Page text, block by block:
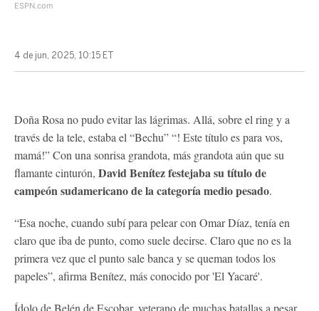
ESPN.com
4 de jun, 2025, 10:15 ET
Doña Rosa no pudo evitar las lágrimas. Allá, sobre el ring y a
través de la tele, estaba el “Bechu” “! Este título es para vos,
mamá!” Con una sonrisa grandota, más grandota aún que su
flamante cinturón, David Benítez festejaba su título de
campeón sudamericano de la categoría medio pesado.
“Esa noche, cuando subí para pelear con Omar Díaz, tenía en
claro que iba de punto, como suele decirse. Claro que no es la
primera vez que el punto sale banca y se queman todos los
papeles”, afirma Benítez, más conocido por 'El Yacaré'.
Ídolo de Belén de Escobar, veterano de muchas batallas a pesar